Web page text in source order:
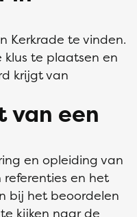
Kerkrade te vinden.
klus te plaatsen en
krijgt van
van een
en opleiding van
en het
bij het beoordelen
kijken naar de